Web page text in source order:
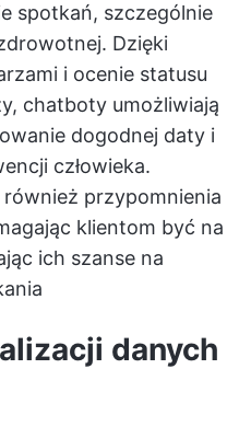
spotkań, szczególnie
Dzięki
i ocenie statusu
chatboty umożliwiają
dogodnej daty i
człowieka.
również przypomnienia
klientom być na
ich szanse na
danych